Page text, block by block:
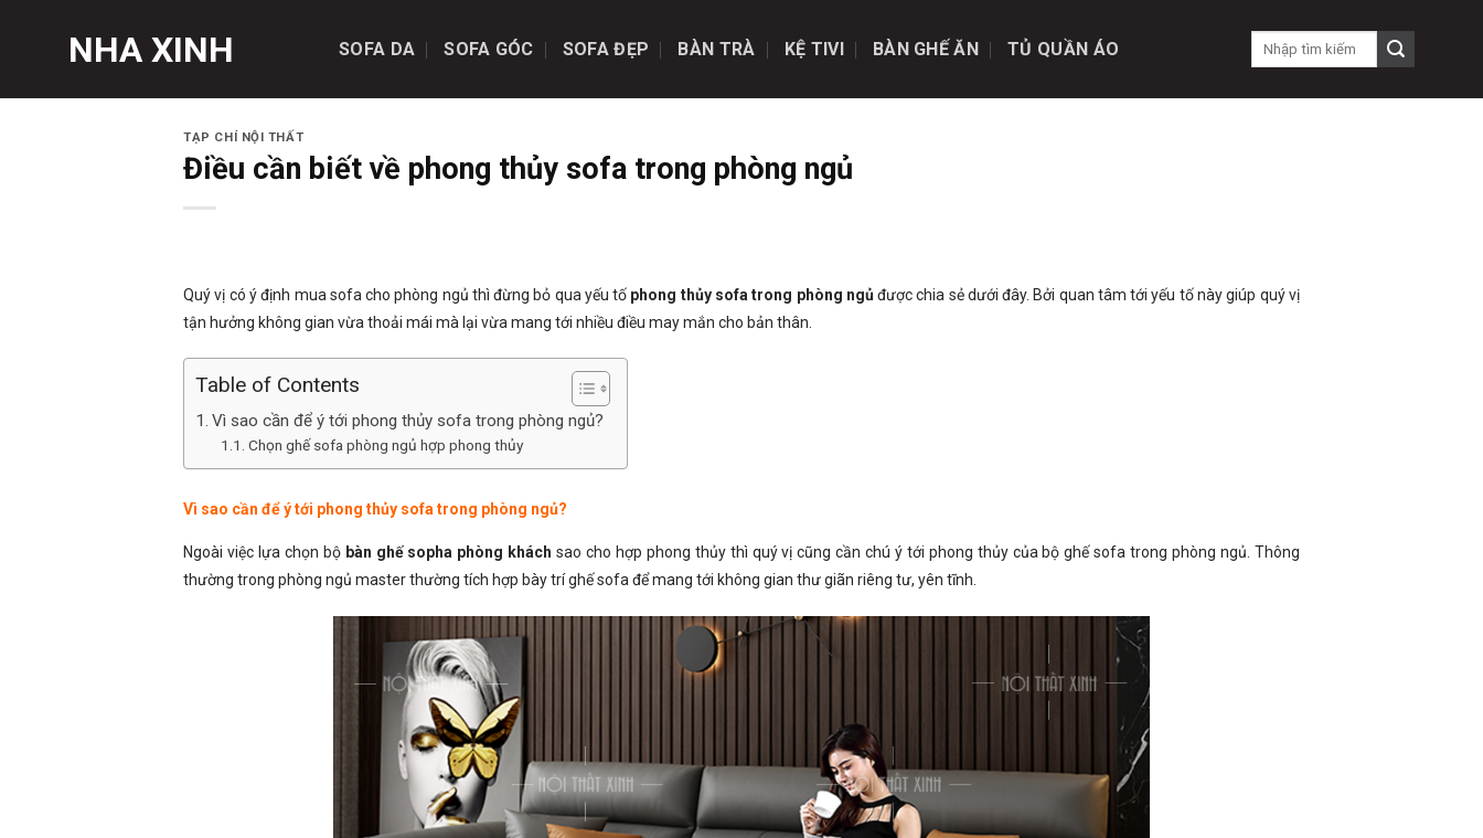
NHA XINH SOFA DA SOFA GÓC SOFA ĐẸP BÀN TRÀ KỆ TIVI BÀN GHẾ ĂN TỦ QUẦN ÁO
TẠP CHÍ NỘI THẤT
Điều cần biết về phong thủy sofa trong phòng ngủ
Quý vị có ý định mua sofa cho phòng ngủ thì đừng bỏ qua yếu tố phong thủy sofa trong phòng ngủđược chia sẻ dưới đây. Bởi quan tâm tới yếu tố này giúp quý vị
tận hưởng không gian vừa thoải mái mà lại vừa mang tới nhiều điều may mắn cho bản thân.
Table of Contents
Vì sao cần để ý tới phong thủy sofa trong phòng ngủ?
Chọn ghế sofa phòng ngủ hợp phong thủy
Vì sao cần để ý tới phong thủy sofa trong phòng ngủ?
Ngoài việc lựa chọn bộ bàn ghế sopha phòng khách sao cho hợp phong thủy thì quý vị cũng cần chú ý tới phong thủy của bộ ghế sofa trong phòng ngủ. Thông
thường trong phòng ngủ master thường tích hợp bày trí ghế sofa để mang tới không gian thư giãn riêng tư, yên tĩnh.